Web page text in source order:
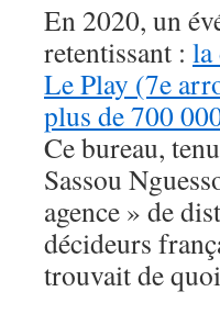
En 2020, un
retentissant : la
Le Play (7e
plus de 700
Ce bureau,
Sassou
agence » de
décideurs
trouvait de